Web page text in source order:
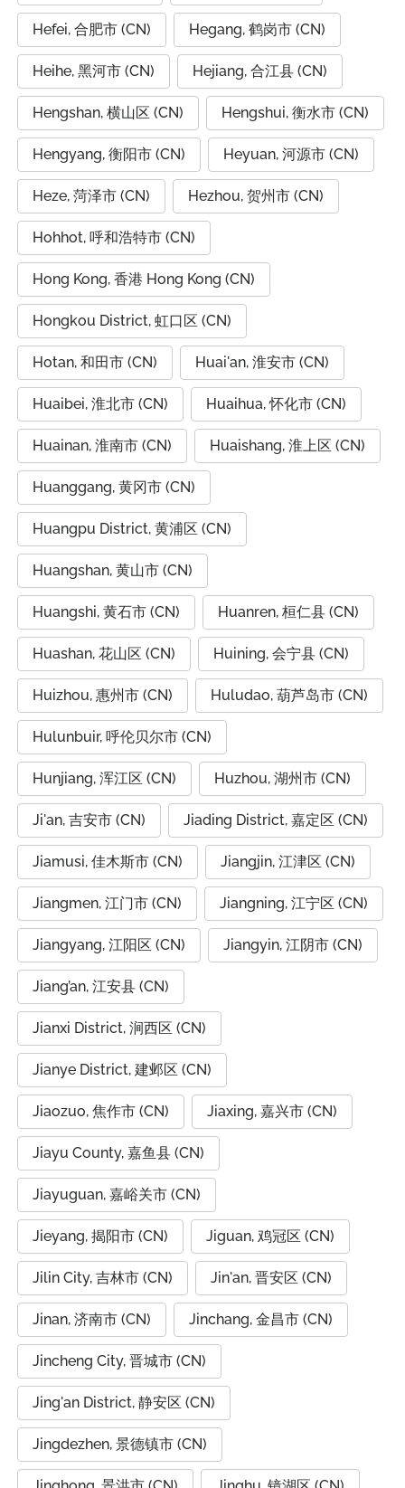
Hefei, 合肥市 (CN) Hegang, 鹤岗市 (CN)
Heihe, 黑河市 (CN) Hejiang, 合江县 (CN)
Hengshan, 横山区 (CN) Hengshui, 衡水市 (CN)
Hengyang, 衡阳市 (CN) Heyuan, 河源市 (CN)
Heze, 菏泽市 (CN) Hezhou, 贺州市 (CN)
Hohhot, 呼和浩特市 (CN)
Hong Kong, 香港 Hong Kong (CN)
Hongkou District, 虹口区 (CN)
Hotan, 和田市 (CN) Huai'an, 淮安市 (CN)
Huaibei, 淮北市 (CN) Huaihua, 怀化市 (CN)
Huainan, 淮南市 (CN) Huaishang, 淮上区 (CN)
Huanggang, 黄冈市 (CN)
Huangpu District, 黄浦区 (CN)
Huangshan, 黄山市 (CN)
Huangshi, 黄石市 (CN) Huanren, 桓仁县 (CN)
Huashan, 花山区 (CN) Huining, 会宁县 (CN)
Huizhou, 惠州市 (CN) Huludao, 葫芦岛市 (CN)
Hulunbuir, 呼伦贝尔市 (CN)
Hunjiang, 浑江区 (CN) Huzhou, 湖州市 (CN)
Ji'an, 吉安市 (CN) Jiading District, 嘉定区 (CN)
Jiamusi, 佳木斯市 (CN) Jiangjin, 江津区 (CN)
Jiangmen, 江门市 (CN) Jiangning, 江宁区 (CN)
Jiangyang, 江阳区 (CN) Jiangyin, 江阴市 (CN)
Jiang’an, 江安县 (CN)
Jianxi District, 涧西区 (CN)
Jianye District, 建邺区 (CN)
Jiaozuo, 焦作市 (CN) Jiaxing, 嘉兴市 (CN)
Jiayu County, 嘉鱼县 (CN)
Jiayuguan, 嘉峪关市 (CN)
Jieyang, 揭阳市 (CN) Jiguan, 鸡冠区 (CN)
Jilin City, 吉林市 (CN) Jin'an, 晋安区 (CN)
Jinan, 济南市 (CN) Jinchang, 金昌市 (CN)
Jincheng City, 晋城市 (CN)
Jing'an District, 静安区 (CN)
Jingdezhen, 景德镇市 (CN)